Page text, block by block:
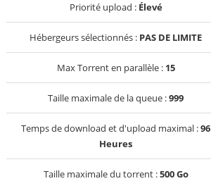
Priorité upload : Élevé
Hébergeurs sélectionnés : PAS DE LIMITE
Max Torrent en parallèle : 15
Taille maximale de la queue :999
Temps de download et d'upload maximal :96
Heures
Taille maximale du torrent :500 Go